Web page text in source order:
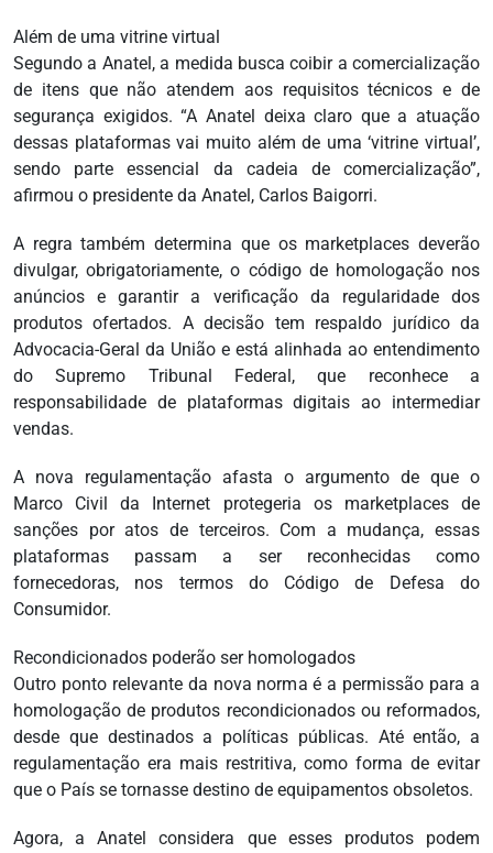
Além de uma vitrine virtual
Segundo a Anatel, a medida busca coibir a comercialização
de itens que não atendem aos requisitos técnicos e de
segurança exigidos. “A Anatel deixa claro que a atuação
dessas plataformas vai muito além de uma ‘vitrine virtual’,
sendo parte essencial da cadeia de comercialização”,
afirmou o presidente da Anatel, Carlos Baigorri.
A regra também determina que os marketplaces deverão
divulgar, obrigatoriamente, o código de homologação nos
anúncios e garantir a verificação da regularidade dos
produtos ofertados. A decisão tem respaldo jurídico da
Advocacia-Geral da União e está alinhada ao entendimento
do Supremo Tribunal Federal, que reconhece a
responsabilidade de plataformas digitais ao intermediar
vendas.
A nova regulamentação afasta o argumento de que o
Marco Civil da Internet protegeria os marketplaces de
sanções por atos de terceiros. Com a mudança, essas
plataformas passam a ser reconhecidas como
fornecedoras, nos termos do Código de Defesa do
Consumidor.
Recondicionados poderão ser homologados
Outro ponto relevante da nova norma é a permissão para a
homologação de produtos recondicionados ou reformados,
desde que destinados a políticas públicas. Até então, a
regulamentação era mais restritiva, como forma de evitar
que o País se tornasse destino de equipamentos obsoletos.
Agora, a Anatel considera que esses produtos podem